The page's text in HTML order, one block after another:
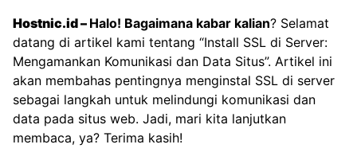
Hostnic.id– Halo! Bagaimana kabar kalian? Selamat
datang di artikel kami tentang “Install SSL di Server:
Mengamankan Komunikasi dan Data Situs”. Artikel ini
akan membahas pentingnya menginstal SSL di server
sebagai langkah untuk melindungi komunikasi dan
data pada situs web. Jadi, mari kita lanjutkan
membaca, ya? Terima kasih!